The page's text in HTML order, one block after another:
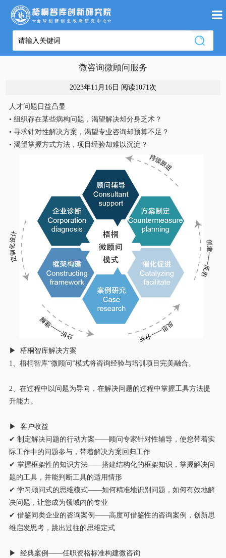
微咨询微顾问服务
2023年11月16日 阅读1071次
人才问题日益凸显
• 组织存在某些病构问题，渴望解决却分身乏术？
• 寻求针对性解决方案，渴望专业咨询却预算不足？
• 渴望掌握方式方法，项目经验却难以沉淀？
▶ 梧桐智库解决方案
1、梧桐智库“微顾问”模式将咨询经验与培训项目完美融合。
2、在过程中以问题为导向，在解决问题的过程中掌握工具方法提
升能力。
▶ 客户收益
✔ 制定解决问题的行动方案——顾问专家针对性辅导，使您带着实
际工作中的问题参与，带着解决方案回归工作
✔ 掌握框架性的知识方法——搭建结构化的框架知识，掌握解决问
题的工具，并能判断工具的适用情形
✔ 学习顾问式的思维模式——如何精准地识别问题，如何有效地解
决问题，让您成为领域内的专业
✔ 借鉴同类企业的咨询案例——高度可借鉴性的咨询案例，创新思
维启发思考，跳出过往的思维定式
▶ 经典案例——任职资格标准构建微咨询